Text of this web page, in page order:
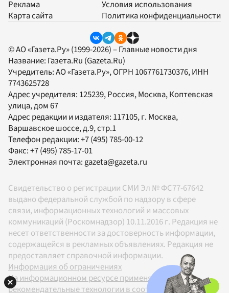
Реклама
Карта сайта
Условия использования
Политика конфиденциальности
© АО «Газета.Ру» (1999-2026) – Главные новости дня
Название: Газета.Ru (Gazeta.Ru)
Учредитель:АО «Газета.Ру», ОГРН 1067761730376, ИНН
7743625728
Адрес учредителя: 125239, Россия, Москва, Коптевская
улица, дом 67
Адрес редакции и издателя: 117105, г. Москва,
Варшавское шоссе, д.9, стр.1
Телефон редакции:+7 (495) 785-00-12
Факс:+7 (495) 785-17-01
Электронная почта:gazeta@gazeta.ru
Свидетельство о регистрации СМИ Эл № ФС77-67642
выдано федеральной службой по надзору в сфере
связи, информационных технологий и массовых
коммуникаций (Роскомнадзор) 10.11.2016 г. Редакция не
несет ответственности за достоверность информации,
содержащейся в рекламных объявлениях. Редакция не
предоставляет справочной информации.
Информация об ограничениях
На информационном ресурсе применяются
рекомендательные технологии в соответствии с